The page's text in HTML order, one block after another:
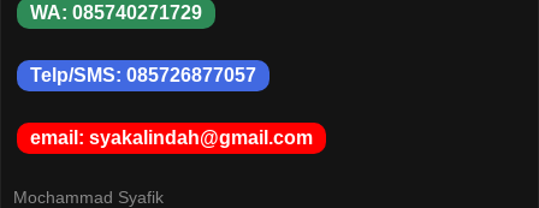
WA: 085740271729
Telp/SMS: 085726877057
email: syakalindah@gmail.com
Mochammad Syafik